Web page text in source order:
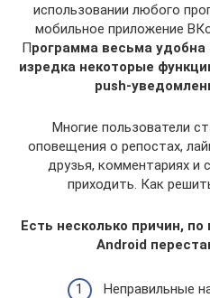
использовании любого
мобильное приложение
Программа весьма удобна
изредка некоторые
push-
Многие пользователи
оповещения о репостах,
друзья, комментариях и
приходить. Как
Есть несколько причин,
Android
Неправильные